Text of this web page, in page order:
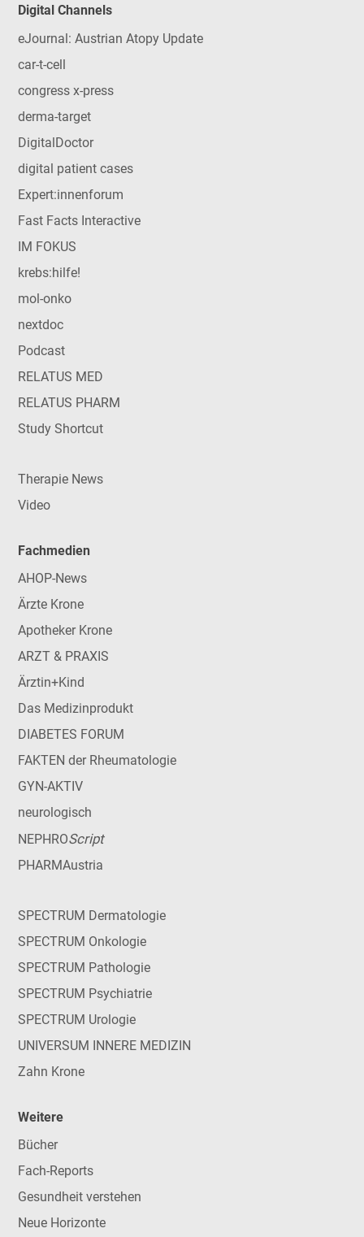
Digital Channels
eJournal: Austrian Atopy Update
car-t-cell
congress x-press
derma-target
DigitalDoctor
digital patient cases
Expert:innenforum
Fast Facts Interactive
IM FOKUS
krebs:hilfe!
mol-onko
nextdoc
Podcast
RELATUS MED
RELATUS PHARM
Study Shortcut
Therapie News
Video
Fachmedien
AHOP-News
Ärzte Krone
Apotheker Krone
ARZT & PRAXIS
Ärztin+Kind
Das Medizinprodukt
DIABETES FORUM
FAKTEN der Rheumatologie
GYN-AKTIV
neurologisch
NEPHROScript
PHARMAustria
SPECTRUM Dermatologie
SPECTRUM Onkologie
SPECTRUM Pathologie
SPECTRUM Psychiatrie
SPECTRUM Urologie
UNIVERSUM INNERE MEDIZIN
Zahn Krone
Weitere
Bücher
Fach-Reports
Gesundheit verstehen
Neue Horizonte